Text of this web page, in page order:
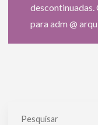
descontinuadas.
para adm @